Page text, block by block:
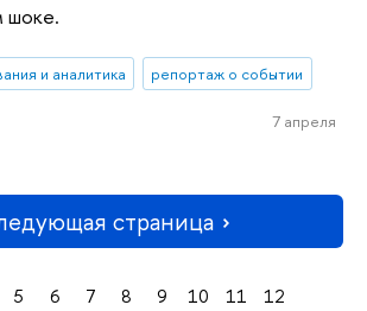
шоке.
и аналитика репортаж о событии
7 апреля
страница
5 6 7 8 9 10 11
12